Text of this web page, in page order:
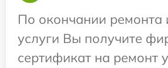
По окончании ремонта
услуги Вы получите
сертификат на ремонт